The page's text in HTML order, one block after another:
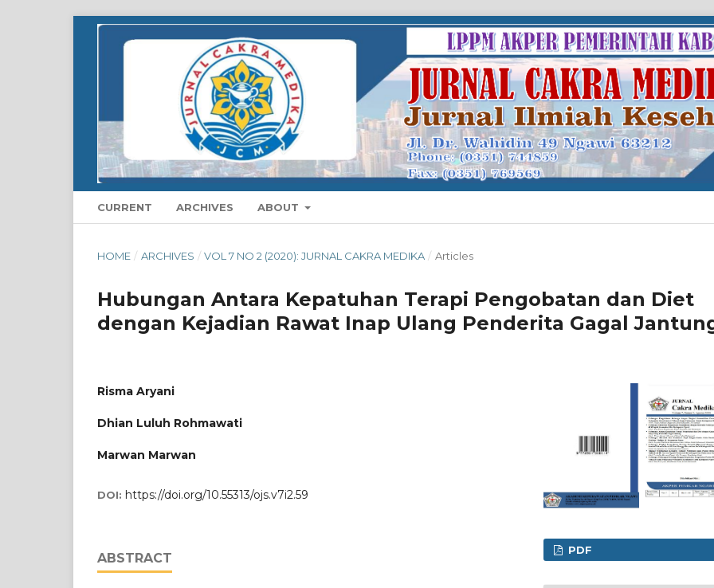
CURRENT ARCHIVES ABOUT
HOME / ARCHIVES / VOL 7 NO 2 (2020): JURNAL CAKRA MEDIKA / Articles
Hubungan Antara Kepatuhan Terapi Pengobatan dan Diet
dengan Kejadian Rawat Inap Ulang Penderita Gagal
Risma Aryani
Dhian Luluh Rohmawati
Marwan Marwan
DOI: https://doi.org/10.55313/ojs.v7i2.59
ABSTRACT
PDF